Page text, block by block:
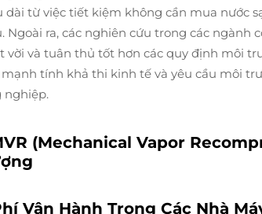
dài từ việc tiết kiệm không cần mua nước
Ngoài ra, các nghiên cứu trong các ngành
vời và tuân thủ tốt hơn các quy định môi
tính khả thi kinh tế và yêu cầu môi
nghiệp.
(Mechanical Vapor
Vận Hành Trong Các Nhà